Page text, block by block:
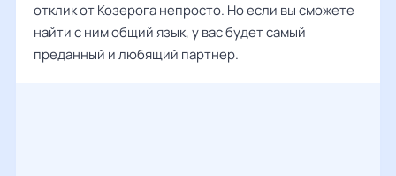
отклик от Козерога непросто. Но если вы сможете
найти с ним общий язык, у вас будет самый
преданный и любящий партнер.